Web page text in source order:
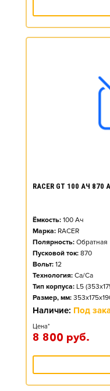
RACER GT 100 АЧ
Ёмкость: 100 Ач
Марка: RACER
Полярность: Обратная
Пусковой ток: 870
Вольт: 12
Технология: Ca/Ca
Тип корпуса: L5
Размер, мм:
Наличие: Под
Цена*
8 800 руб.